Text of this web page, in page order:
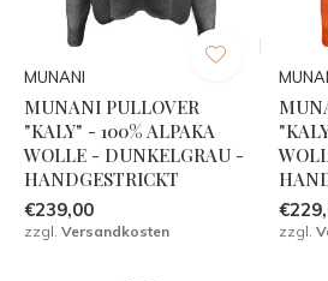
MUNANI
MUNANI PULLOVER
"KALY" - 100% ALPAKA
WOLLE - DUNKELGRAU -
HANDGESTRICKT
€239,00
zzgl. Versandkosten zzgl.